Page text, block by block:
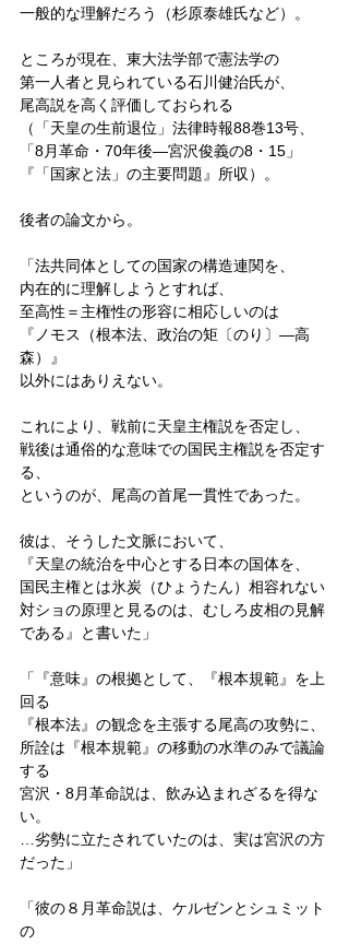
一般的な理解だろう（杉原泰雄氏など）。
ところが現在、東大法学部で憲法学の
第一人者と見られている石川健治氏が、
尾高説を高く評価しておられる
（「天皇の生前退位」法律時報88巻13号、
「8月革命・70年後―宮沢俊義の8・15」
『「国家と法」の主要問題』所収）。
後者の論文から。
「法共同体としての国家の構造連関を、
内在的に理解しようとすれば、
至高性＝主権性の形容に相応しいのは
『ノモス（根本法、政治の矩〔のり〕―高
森）』
以外にはありえない。
これにより、戦前に天皇主権説を否定し、
戦後は通俗的な意味での国民主権説を否定す
る、
というのが、尾高の首尾一貫性であった。
彼は、そうした文脈において、
『天皇の統治を中心とする日本の国体を、
国民主権とは氷炭（ひょうたん）相容れない
対ショの原理と見るのは、むしろ皮相の見解
である』と書いた」
「『意味』の根拠として、『根本規範』を上
回る
『根本法』の観念を主張する尾高の攻勢に、
所詮は『根本規範』の移動の水準のみで議論
する
宮沢・8月革命説は、飲み込まれざるを得な
い。
…劣勢に立たされていたのは、実は宮沢の方
だった」
「彼の８月革命説は、ケルゼンとシュミット
の